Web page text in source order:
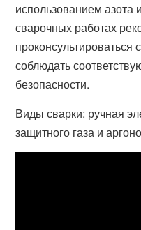
использованием азота
сварочных работах
соблюдать
безопасности.
Виды сварки: ручная
защитного газа и